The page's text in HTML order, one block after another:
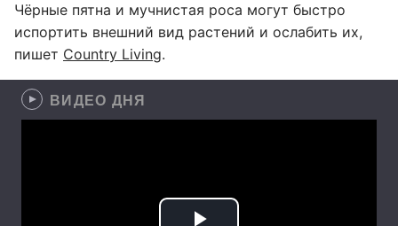
Чёрные пятна и мучнистая роса могут быстро
испортить внешний вид растений и ослабить их,
пишет Country Living.
ВИДЕО ДНЯ